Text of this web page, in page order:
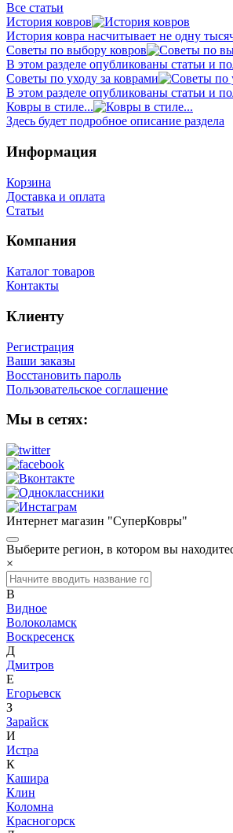
Все статьи
История ковров
История ковра насчитывает не одну
Советы по выбору ковров
В этом разделе опубликованы статьи и
Советы по уходу за коврами
В этом разделе опубликованы статьи и
Ковры в стиле...
Здесь будет подробное описание раздела
Информация
Корзина
Доставка и оплата
Статьи
Компания
Каталог товаров
Контакты
Клиенту
Регистрация
Ваши заказы
Восстановить пароль
Пользовательское соглашение
Мы в сетях:
Интернет магазин "СуперКовры"
Выберите регион, в котором вы
×
В
Видное
Волоколамск
Воскресенск
Д
Дмитров
Е
Егорьевск
З
Зарайск
И
Истра
К
Кашира
Клин
Коломна
Красногорск